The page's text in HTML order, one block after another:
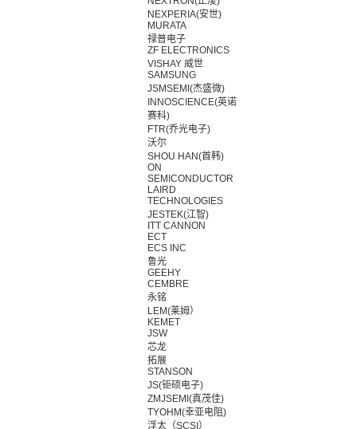
NEXPERIA(安世)
MURATA
禄普电子
ZF ELECTRONICS
VISHAY 威世
SAMSUNG
JSMSEMI(杰盛微)
INNOSCIENCE(英诺
赛科)
FTR(乔光电子)
沃尔
SHOU HAN(首韩)
ON
SEMICONDUCTOR
LAIRD
TECHNOLOGIES
JESTEK(江智)
ITT CANNON
ECT
ECS INC
鲁光
GEEHY
CEMBRE
永铭
LEM(莱姆）
KEMET
JSW
芯龙
拓展
STANSON
JS(钜硕电子)
ZMJSEMI(真茂佳)
TYOHM(幸亚电阻)
浮太（SCSI）